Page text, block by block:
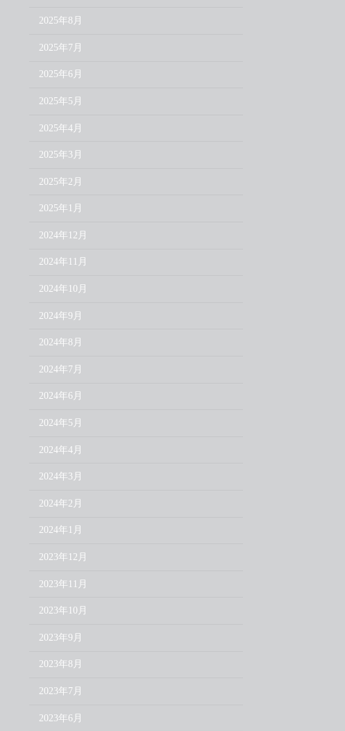
2025年8月
2025年7月
2025年6月
2025年5月
2025年4月
2025年3月
2025年2月
2025年1月
2024年12月
2024年11月
2024年10月
2024年9月
2024年8月
2024年7月
2024年6月
2024年5月
2024年4月
2024年3月
2024年2月
2024年1月
2023年12月
2023年11月
2023年10月
2023年9月
2023年8月
2023年7月
2023年6月